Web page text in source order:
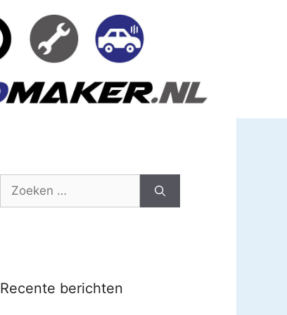
Zoek
Recente berichten